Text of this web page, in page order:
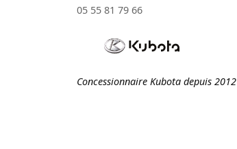
05 55 81 79 66
Concessionnaire Kubota depuis 2012